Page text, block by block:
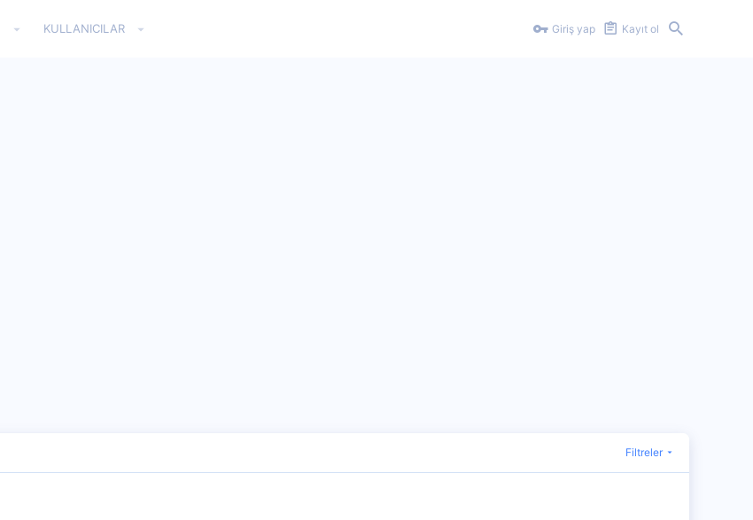
KULLANICILAR Giriş yap Kayıt ol
Filtreler